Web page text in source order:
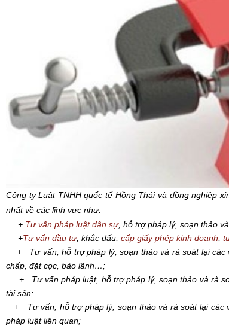
Công ty Luật TNHH quốc tế Hồng Thái và đồng nghiệp
nhấtvề các lĩnh vực như:
+ Tư vấn pháp luật dân sự, hỗ trợ pháp lý, soạn thảo
+Tư vấn đầu tư, khắc dấu, cấp giấy phép kinh doanh,
+ Tư vấn, hỗ trợ pháp lý, soạn thảo và rà soát lại các
chấp, đặt cọc, bảo lãnh…;
+ Tư vấn pháp luật, hỗ trợ pháp lý, soạn thảo và rà
tài sản;
+ Tư vấn, hỗ trợ pháp lý, soạn thảo và rà soát lại các
pháp luật liên quan;